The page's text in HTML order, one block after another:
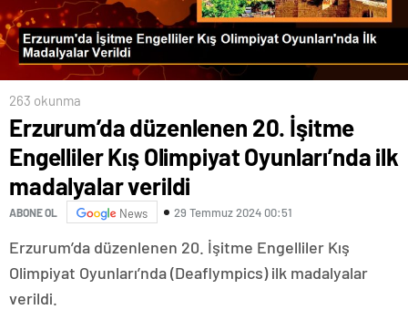
263 okunma
Erzurum’da düzenlenen 20. İşitme
Engelliler Kış Olimpiyat Oyunları’nda ilk
madalyalar verildi
ABONE OL News 29 Temmuz 2024 00:51
Erzurum’da düzenlenen 20. İşitme Engelliler Kış
Olimpiyat Oyunları’nda (Deaflympics) ilk madalyalar
verildi.